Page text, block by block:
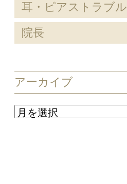
耳・ピアストラブル
院長
アーカイブ